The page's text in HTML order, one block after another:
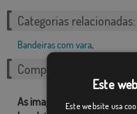
Categorias relacionadas:
Bandeiras com vara,
Compartilhe esta
As imagens e outros
Este
Este website usa